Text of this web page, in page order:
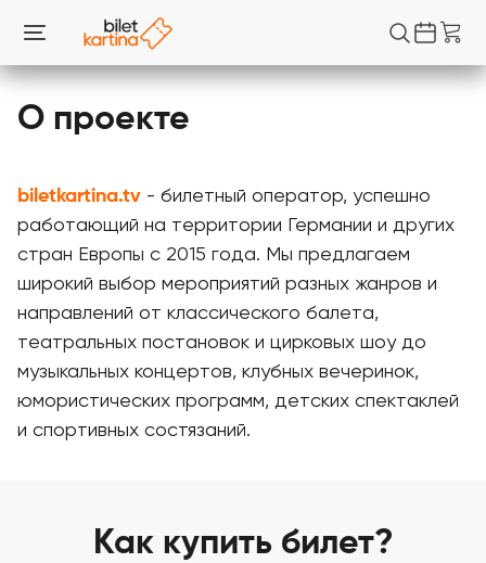
О проекте
biletkartina.tv - билетный оператор, успешно
работающий на территории Германии и других
стран Европы с 2015 года. Мы предлагаем
широкий выбор мероприятий разных жанров и
направлений от классического балета,
театральных постановок и цирковых шоу до
музыкальных концертов, клубных вечеринок,
юмористических программ, детских спектаклей
и спортивных состязаний.
Как купить билет?